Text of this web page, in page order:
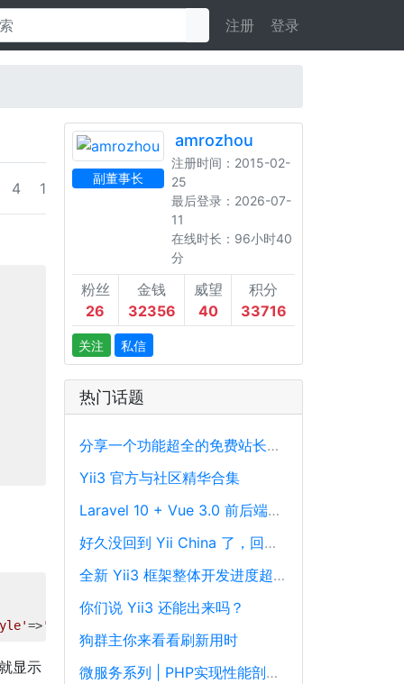
注册 登录
4 1
=>'cursor:pointer'
显示
副董事长
amrozhou
注册时间：2015-02-
25
最后登录：2026-07-
11
在线时长：96小时40
分
粉丝
26
金钱
32356
威望
40
积分
33716
关注 私信
热门话题
分享一个功能超全的免费站长工具平台
Yii3 官方与社区精华合集
Laravel 10 + Vue 3.0 前后端分离框架通用后台源码
好久没回到 Yii China 了，回来冒个泡泡！
全新 Yii3 框架整体开发进度超过88%，发布在即！
你们说 Yii3 还能出来吗？
狗群主你来看看刷新用时
微服务系列 | PHP实现性能剖析、跟踪和可观察性最佳实践